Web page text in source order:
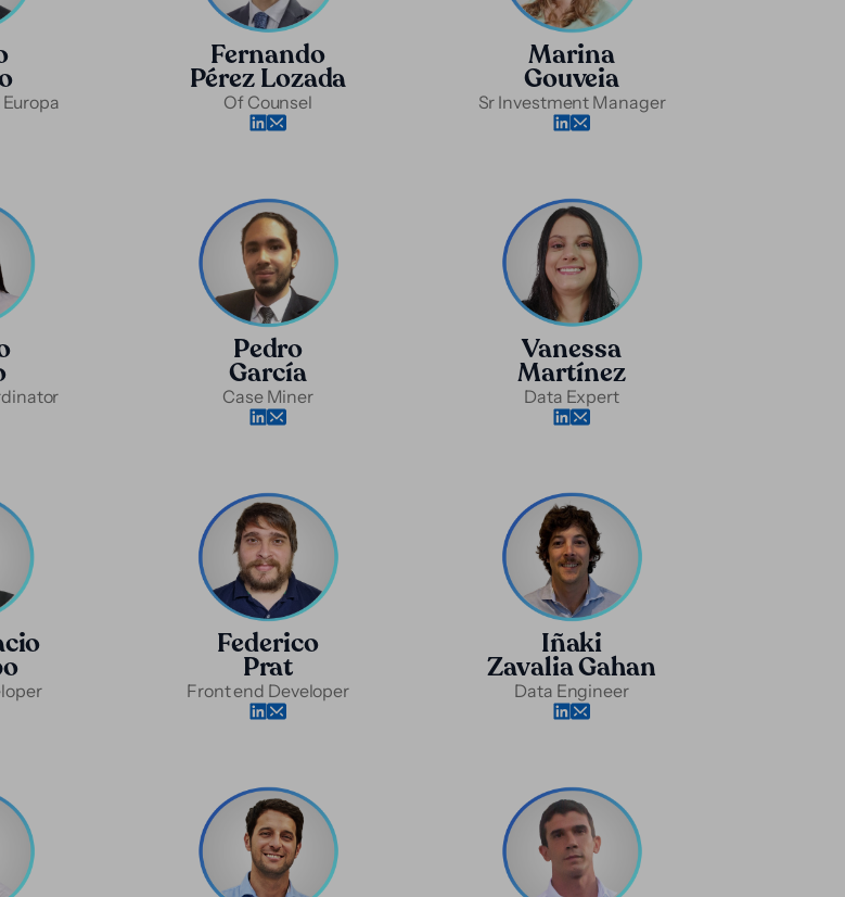
Fernando
Pérez Lozada
Of Counsel
Marina
Gouveia
Sr Investment Manager
Pedro
García
Case Miner
Vanessa
Martínez
Data Expert
Federico
Prat
Front end Developer
Iñaki
Zavalia Gahan
Data Engineer